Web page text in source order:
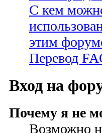
С кем
этим
Перевод
Вход на
Почему я не
Возможно